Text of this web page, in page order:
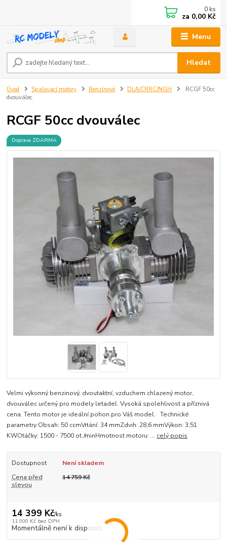
Menu
Hledat
0 ks
za 0,00 Kč
Úvod Spalovací motory Benzínové DLA/CRRC/NGH
RCGF 50cc
dvouválec
RCGF 50cc dvouválec
Doprava ZDARMA
Velmi výkonný benzinový, dvoutaktní, vzduchem chlazený motor,
dvouválec určený pro modely letadel. Vysoká spolehlivost a příznivá
cena. Tento motor je ideální pohon pro Váš model. Technické
parametry:Obsah: 50 ccmVrtání: 34 mmZdvih: 28,6 mmVýkon: 3,51
KWOtáčky: 1500 - 7500 ot./minHmotnost motoru: ... celý popis
Dostupnost
Není skladem
Cena před
slevou
14 759 Kč
14 399 Kč/ks
11 900 Kč bez DPH
Momentálně není k dispozici